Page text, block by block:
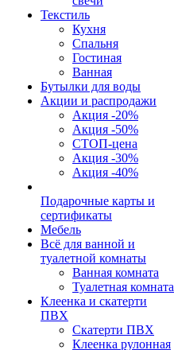
Текстиль
Кухня
Спальня
Гостиная
Ванная
Бутылки для воды
Акции и распродажи
Акция -20%
Акция -50%
СТОП-цена
Акция -30%
Акция -40%
Подарочные карты и
сертификаты
Мебель
Всё для ванной и
туалетной комнаты
Ванная комната
Туалетная комната
Клеенка и скатерти
ПВХ
Скатерти ПВХ
Клеенка рулонная